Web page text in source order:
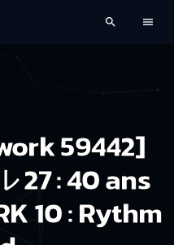
search menu
59442]
27 : 40 ans
10 : Rythm